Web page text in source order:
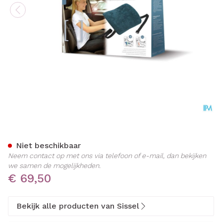
€ 69,50
Niet beschikbaar
Neem contact op met ons via telefoon of e-mail, dan bekijken
we samen de mogelijkheden.
Bekijk alle producten van Sissel